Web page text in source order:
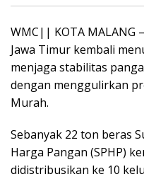
WMC|| KOTA MALANG
Jawa Timur kembali
menjaga stabilitas
dengan menggulirkan
Murah.
Sebanyak 22 ton beras
Harga Pangan (SPHP)
didistribusikan ke 10